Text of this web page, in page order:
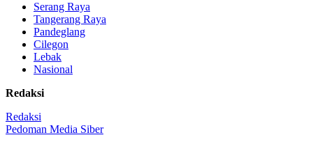
Serang Raya
Tangerang Raya
Pandeglang
Cilegon
Lebak
Nasional
Redaksi
Redaksi
Pedoman Media Siber